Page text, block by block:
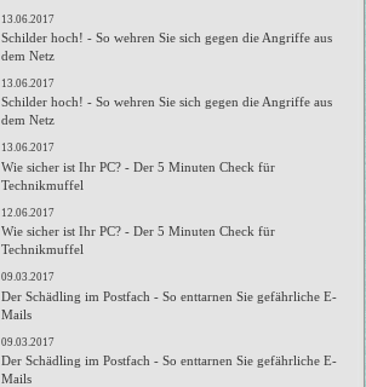
13.06.2017
Schilder hoch! - So wehren Sie sich gegen die Angriffe aus
dem Netz
13.06.2017
Schilder hoch! - So wehren Sie sich gegen die Angriffe aus
dem Netz
13.06.2017
Wie sicher ist Ihr PC? - Der 5 Minuten Check für
Technikmuffel
12.06.2017
Wie sicher ist Ihr PC? - Der 5 Minuten Check für
Technikmuffel
09.03.2017
Der Schädling im Postfach - So enttarnen Sie gefährliche E-
Mails
09.03.2017
Der Schädling im Postfach - So enttarnen Sie gefährliche E-
Mails